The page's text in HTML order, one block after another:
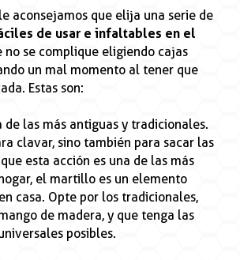
aconsejamos que elija una serie de
de usar e infaltables en el
no se complique eligiendo cajas
un mal momento al tener que
Estas son:
de las más antiguas y tradicionales.
clavar, sino también para sacar las
esta acción es una de las más
el martillo es un elemento
casa. Opte por los tradicionales,
de madera, y que tenga las
posibles.